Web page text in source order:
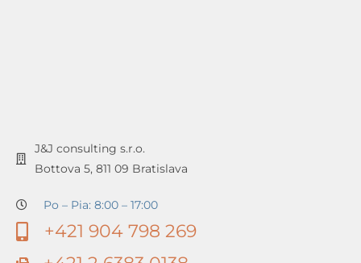
J&J consulting s.r.o.
Bottova 5, 811 09 Bratislava
Po – Pia: 8:00 – 17:00
+421 904 798 269